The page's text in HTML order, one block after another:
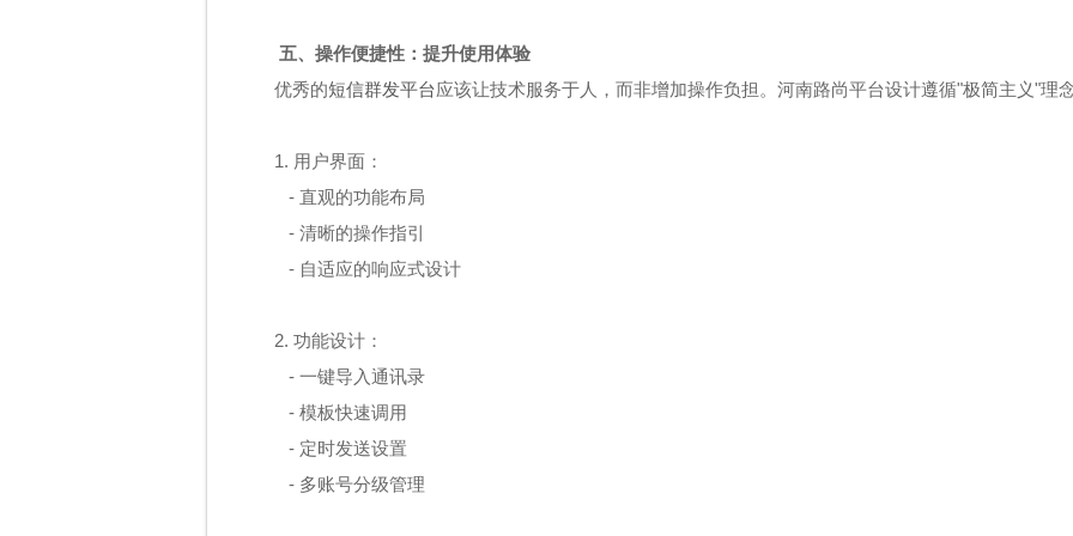
五、操作便捷性：提升使用体验
优秀的短信群发平台应该让技术服务于人，而非增加操作负担。河南路尚平台设计遵循"极简主义"理
1. 用户界面：
- 直观的功能布局
- 清晰的操作指引
- 自适应的响应式设计
2. 功能设计：
- 一键导入通讯录
- 模板快速调用
- 定时发送设置
- 多账号分级管理